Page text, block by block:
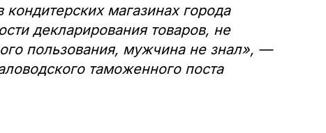
магазинах города
декларирования товаров, не
пользования, мужчина не знал», —
таможенного поста